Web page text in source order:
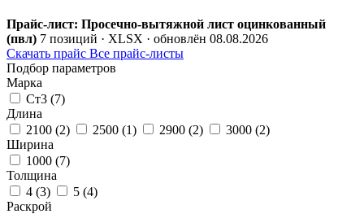
Прайс-лист: Просечно-вытяжной лист оцинкованный
(пвл) 7 позиций · XLSX · обновлён 08.08.2026
Скачать прайс Все прайс-листы
Подбор параметров
Марка
Ст3 (7)
Длина
2100 (2) 2500 (1) 2900 (2) 3000 (2)
Ширина
1000 (7)
Толщина
4 (3) 5 (4)
Раскрой